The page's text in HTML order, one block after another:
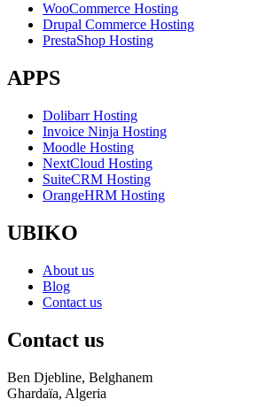
WooCommerce Hosting
Drupal Commerce Hosting
PrestaShop Hosting
APPS
Dolibarr Hosting
Invoice Ninja Hosting
Moodle Hosting
NextCloud Hosting
SuiteCRM Hosting
OrangeHRM Hosting
UBIKO
About us
Blog
Contact us
Contact us
Ben Djebline, Belghanem
Ghardaïa, Algeria